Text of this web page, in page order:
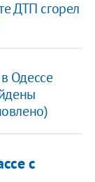
ДТП сгорел
Одессе
с